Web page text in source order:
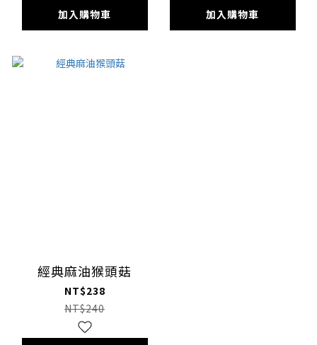
加入購物車 加入購物車
經典麻油猴頭菇
NT$238
NT$240